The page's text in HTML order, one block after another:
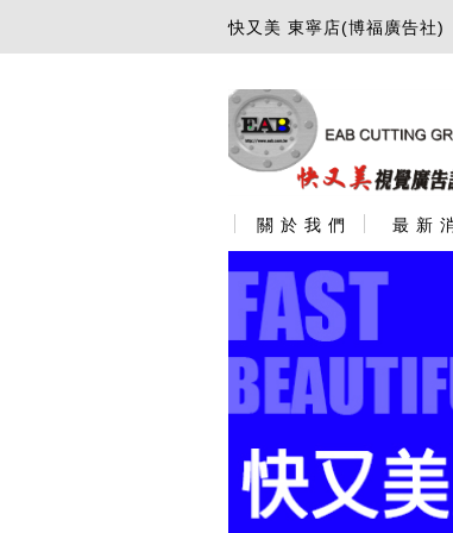
快又美 東寧店(博福廣告社)
關 於 我 們 最 新